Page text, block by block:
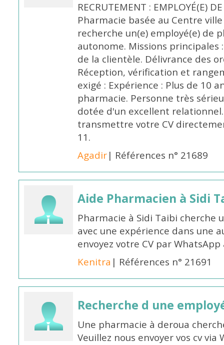
RECRUTEMENT : EMPLOYÉ(E)
Pharmacie basée au Centre ville
recherche un(e) employé(e) de
autonome. Missions principales
de la clientèle. Délivrance des
Réception, vérification et
exigé : Expérience : Plus de 10
pharmacie. Personne très
dotée d'un excellent
transmettre votre CV
11.
Agadir| Références n° 21689
Aide Pharmacien à Sidi
Pharmacie à Sidi Taibi cherche
avec une expérience dans une
envoyez votre CV par
Kenitra | Références n° 21691
Recherche d une
Une pharmacie à deroua
Veuillez nous envoyer vos cv via